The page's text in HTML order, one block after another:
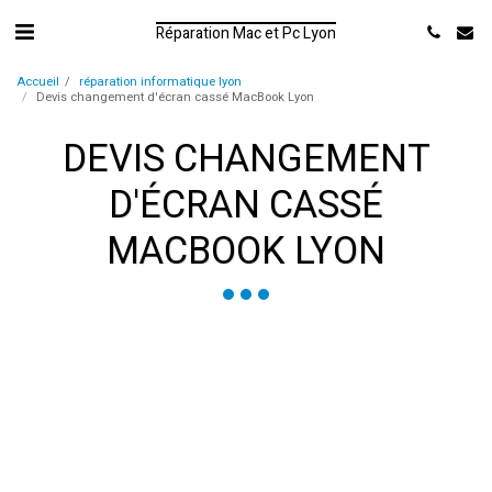
Réparation Mac et Pc Lyon
Accueil
réparation informatique lyon
Devis changement d'écran cassé MacBook Lyon
DEVIS CHANGEMENT
D'ÉCRAN CASSÉ
MACBOOK LYON